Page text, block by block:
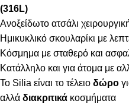
(316L)
Ανοξείδωτο ατσάλι
Ημικυκλικό σκουλαρίκι με
Κόσμημα με σταθερό και
Κατάλληλο και για άτομα με
Το Silia είναι το τέλειο δώρο
αλλά διακριτικά κοσμήματα